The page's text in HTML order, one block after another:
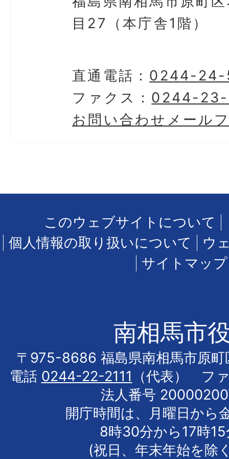
目27（本庁舎1階）
直通電話： 0244-24-
ファクス： 0244-
お問い合わせメール
このウェブサイトについて
個人情報の取り扱いについて
ウ
サイトマップ
南相馬市
〒975-8686 福島県南相馬市原町
電話 0244-22-2111
（代表） フ
法人番号
開庁時間は、月曜日から
8時30分から17時
(祝日、年末年始を除